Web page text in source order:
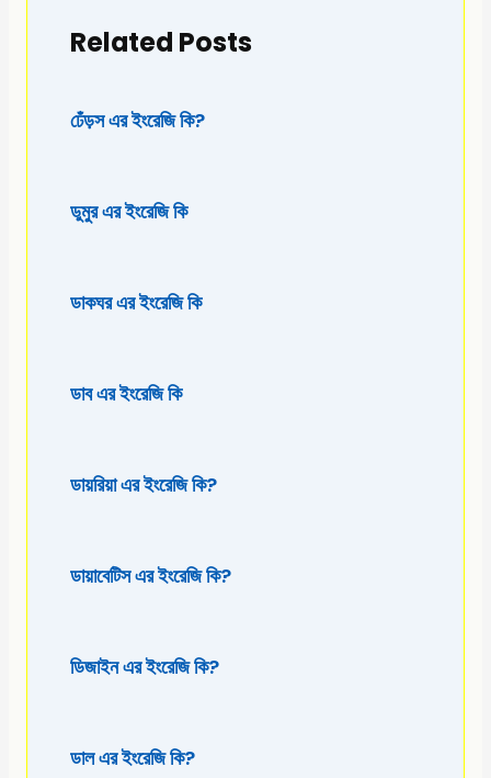
Related Posts
ঢেঁড়স এর ইংরেজি কি?
ডুমুর এর ইংরেজি কি
ডাকঘর এর ইংরেজি কি
ডাব এর ইংরেজি কি
ডায়রিয়া এর ইংরেজি কি?
ডায়াবেটিস এর ইংরেজি কি?
ডিজাইন এর ইংরেজি কি?
ডাল এর ইংরেজি কি?